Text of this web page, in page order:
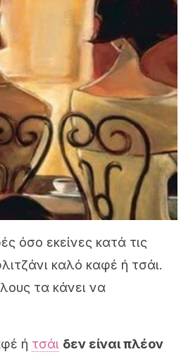
όσο εκείνες κατά τις
καλό καφέ ή τσάι.
τα κάνει να
ή τσάι δεν είναι πλέον